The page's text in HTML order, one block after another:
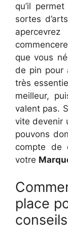
qu’il
sortes
que vous
de pin pour
très
meilleur,
valent pas.
vite devenir
pouvons
compte de
votre
place